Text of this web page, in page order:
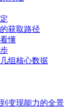
获取路径
懂
组核心数据